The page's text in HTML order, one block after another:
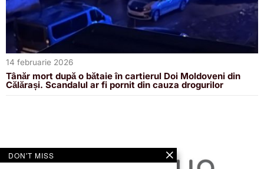
14 februarie 2026
Tânăr mort după o bătaie în cartierul Doi Moldoveni din
Călărași. Scandalul ar fi pornit din cauza drogurilor
DON'T MISS